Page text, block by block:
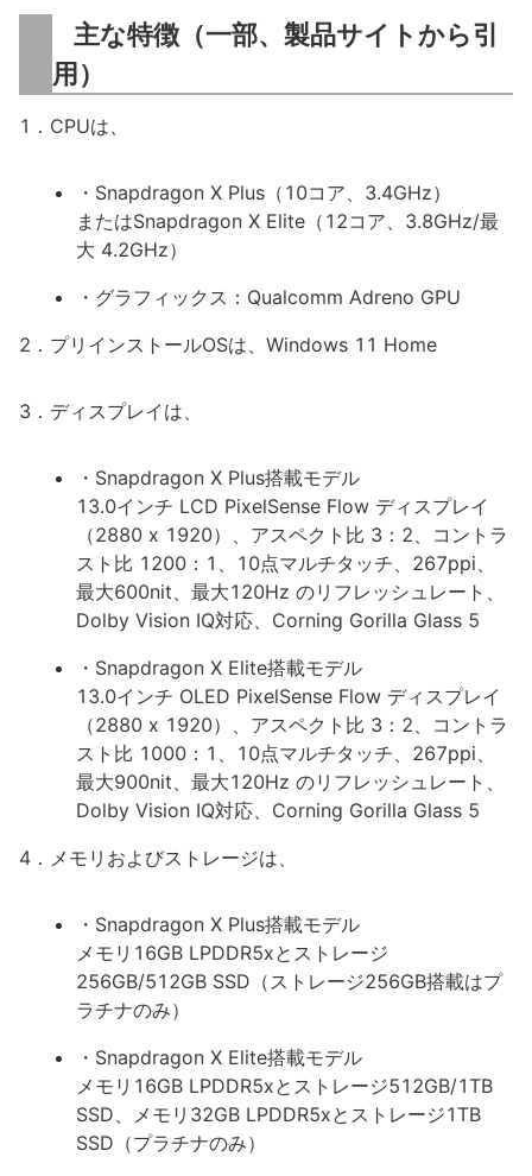
主な特徴（一部、製品サイトから引
用）
1．CPUは、
・Snapdragon X Plus（10コア、3.4GHz）
またはSnapdragon X Elite（12コア、3.8GHz/最
大 4.2GHz）
・グラフィックス：Qualcomm Adreno GPU
2．プリインストールOSは、Windows 11 Home
3．ディスプレイは、
・Snapdragon X Plus搭載モデル
13.0インチ LCD PixelSense Flow ディスプレイ
（2880 x 1920）、アスペクト比 3：2、コントラ
スト比 1200：1、10点マルチタッチ、267ppi、
最大600nit、最大120Hz のリフレッシュレート、
Dolby Vision IQ対応、Corning Gorilla Glass 5
・Snapdragon X Elite搭載モデル
13.0インチ OLED PixelSense Flow ディスプレイ
（2880 x 1920）、アスペクト比 3：2、コントラ
スト比 1000：1、10点マルチタッチ、267ppi、
最大900nit、最大120Hz のリフレッシュレート、
Dolby Vision IQ対応、Corning Gorilla Glass 5
4．メモリおよびストレージは、
・Snapdragon X Plus搭載モデル
メモリ16GB LPDDR5xとストレージ
256GB/512GB SSD（ストレージ256GB搭載はプ
ラチナのみ）
・Snapdragon X Elite搭載モデル
メモリ16GB LPDDR5xとストレージ512GB/1TB
SSD、メモリ32GB LPDDR5xとストレージ1TB
SSD（プラチナのみ）